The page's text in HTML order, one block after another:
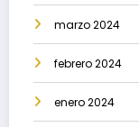
marzo 2024
febrero 2024
enero 2024